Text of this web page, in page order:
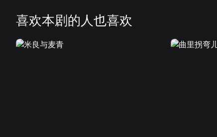
喜欢本剧的人也喜欢